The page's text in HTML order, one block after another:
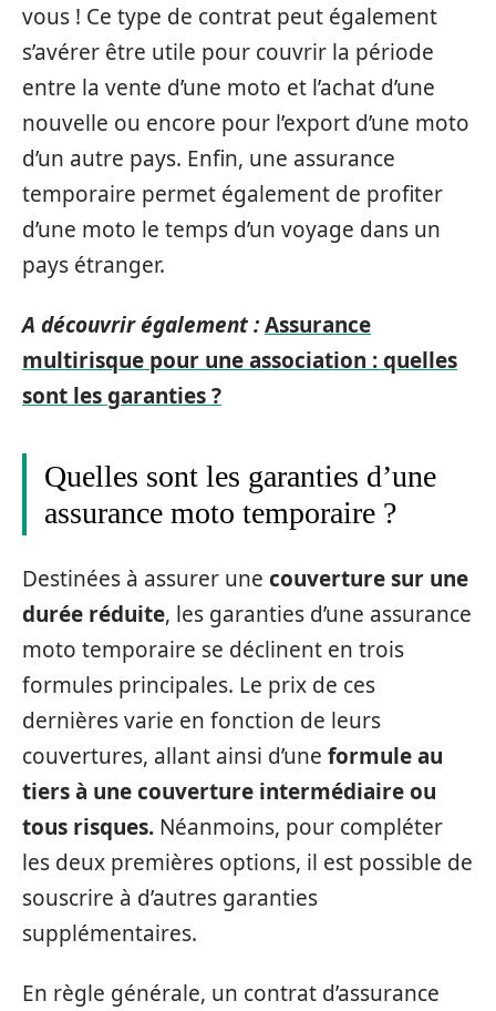
vous ! Ce type de contrat peut également
s’avérer être utile pour couvrir la période
entre la vente d’une moto et l’achat d’une
nouvelle ou encore pour l’export d’une moto
d’un autre pays. Enfin, une assurance
temporaire permet également de profiter
d’une moto le temps d’un voyage dans un
pays étranger.
A découvrir également :Assurance
multirisque pour une association : quelles
sont les garanties ?
Quelles sont les garanties d’une
assurance moto temporaire ?
Destinées à assurer une couverture sur une
durée réduite, les garanties d’une assurance
moto temporaire se déclinent en trois
formules principales. Le prix de ces
dernières varie en fonction de leurs
couvertures, allant ainsi d’une formule au
tiers à une couverture intermédiaire ou
tous risques. Néanmoins, pour compléter
les deux premières options, il est possible de
souscrire à d’autres garanties
supplémentaires.
En règle générale, un contrat d’assurance